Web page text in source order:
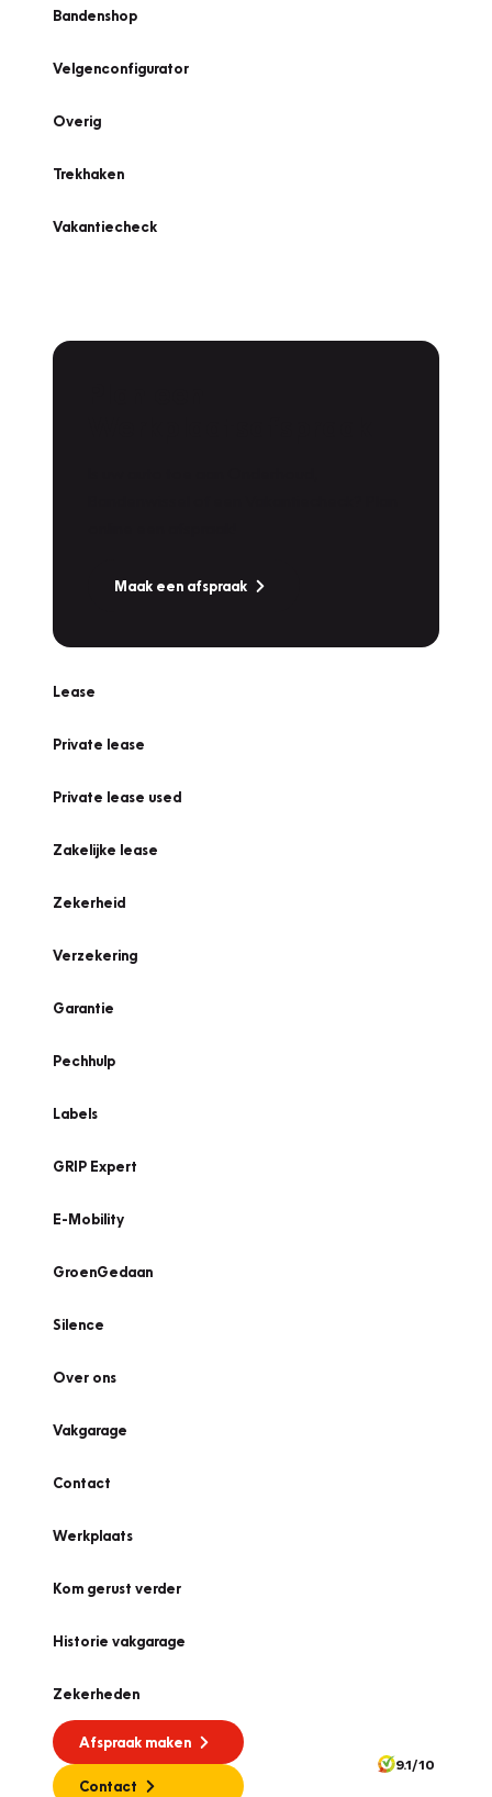
Bandenshop
Velgenconfigurator
Overig
Trekhaken
Vakantiecheck
Maak een afspraak
Lease
Private lease
Private lease used
Zakelijke lease
Zekerheid
Verzekering
Garantie
Pechhulp
Labels
GRIP Expert
E-Mobility
GroenGedaan
Silence
Over ons
Vakgarage
Contact
Werkplaats
Kom gerust verder
Historie vakgarage
Zekerheden
Afspraak maken
Contact
9.1/10